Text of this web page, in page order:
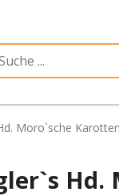
Moro`sche
Hd.